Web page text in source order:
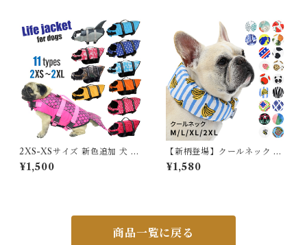
いめ 春 夏 涼しい 通気性 天然
素材 J-25593 スイモク【水沐
良品】
ーツ インナー ストレッチ 無地
ベーシック オフィス 562344
5【水沐良品】
2XS-XSサイズ 新色追加 犬 ラ
イフジャケット 犬用 ドッグ ペ
ット 安全 安心 超小型犬 小型
¥1,500
【新柄登場】クールネック 犬
夏 長時間保冷 4層構造生地使
用 犬クールネック ひんやり 暑
クールスヌード おしゃれ スイ
型犬 大型犬 2026年 KM882
¥1,580
商品一覧に戻る